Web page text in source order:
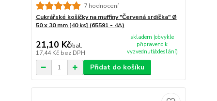
7 hodnocení
Cukrářské košíčky na muffiny "Červená srdíčka" Ø
50 x 30 mm [40 ks] (65591 - 4A)
21,10 Kč/bal.
17,44 Kč bez DPH
skladem (obvykle
připraveno k
vyzvednutí/odeslání)
Přidat do košíku